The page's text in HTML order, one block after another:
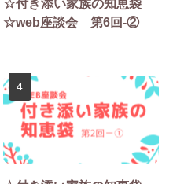
☆付き添い家族の知恵袋
☆web座談会 第6回-②